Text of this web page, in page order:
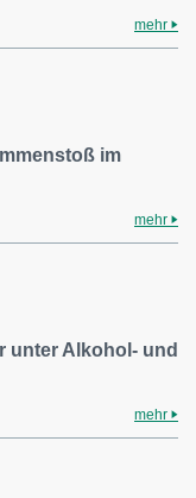
mehr
im
mehr
unter Alkohol- und
mehr